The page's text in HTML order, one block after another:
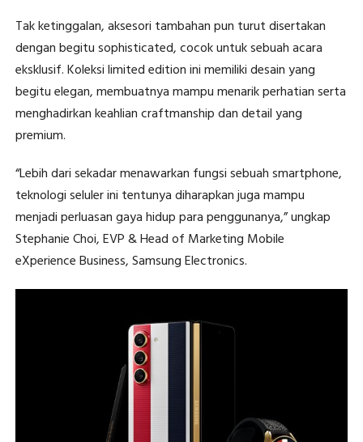
Tak ketinggalan, aksesori tambahan pun turut disertakan
dengan begitu sophisticated, cocok untuk sebuah acara
eksklusif. Koleksi limited edition ini memiliki desain yang
begitu elegan, membuatnya mampu menarik perhatian serta
menghadirkan keahlian craftmanship dan detail yang
premium.
“Lebih dari sekadar menawarkan fungsi sebuah smartphone,
teknologi seluler ini tentunya diharapkan juga mampu
menjadi perluasan gaya hidup para penggunanya,” ungkap
Stephanie Choi, EVP & Head of Marketing Mobile
eXperience Business, Samsung Electronics.